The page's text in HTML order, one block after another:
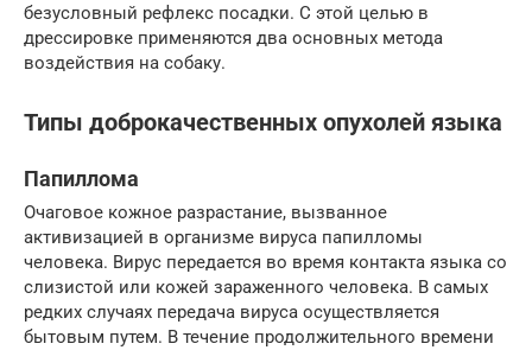
безусловный рефлекс посадки. С этой целью в
дрессировке применяются два основных метода
воздействия на собаку.
Типы доброкачественных опухолей языка
Папиллома
Очаговое кожное разрастание, вызванное
активизацией в организме вируса папилломы
человека. Вирус передается во время контакта языка со
слизистой или кожей зараженного человека. В самых
редких случаях передача вируса осуществляется
бытовым путем. В течение продолжительного времени